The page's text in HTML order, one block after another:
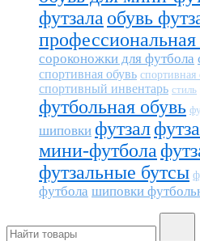
футзала обувь
профессиональная
сороконожки для футбола
спортивная обувь спортивная
спортивный инвентарь стиль
футбольная обувь
шиповки футзал
мини-футбола
футзальные бутсы
футбола шиповки